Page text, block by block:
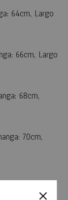
64cm, Largo
66cm, Largo
68cm,
70cm,